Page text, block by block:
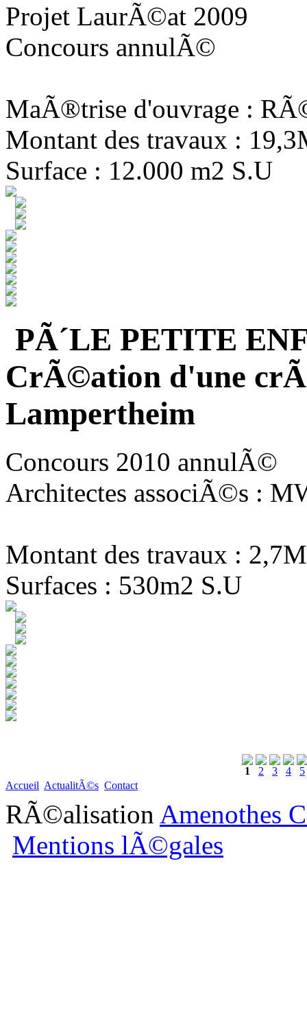
Projet LaurÃ©at 2009
Concours annulÃ©
MaÃ®trise d'ouvrage :
Montant des travaux :
Surface : 12.000 m2 S.U
PÃ´LE PETITE
CrÃ©ation d'une
Lampertheim
Concours 2010 annulÃ©
Architectes associÃ©s :
Montant des travaux :
Surfaces : 530m2 S.U
1 2 3 4
5
Accueil ActualitÃ©s Contact
RÃ©alisation Amenothes
Mentions lÃ©gales